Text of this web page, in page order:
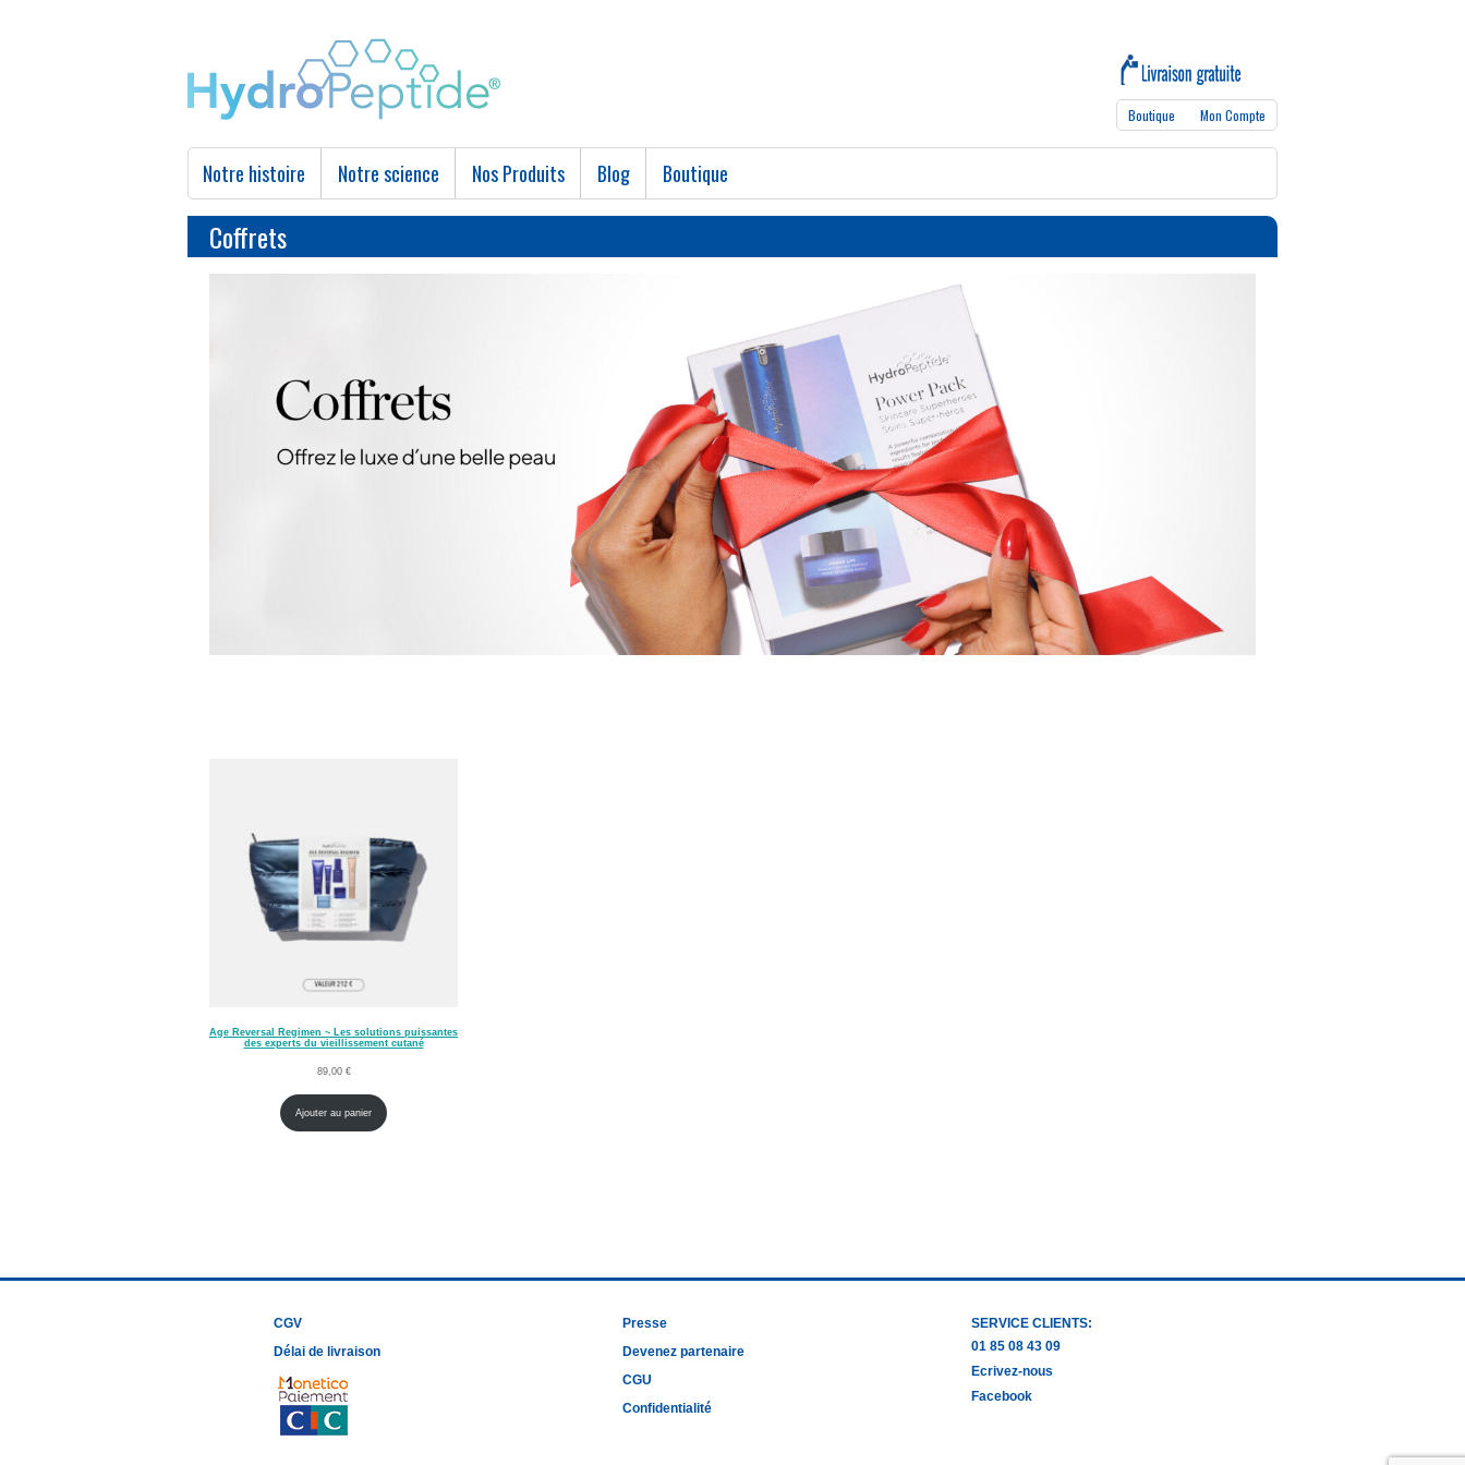
Boutique Mon Compte
Notre histoire Notre science Nos Produits Blog Boutique
Coffrets
Age Reversal Regimen ~ Les solutions puissantes
des experts du vieillissement cutané
89,00 €
Ajouter au panier
CGV
Délai de livraison
Presse
Devenez partenaire
CGU
Confidentialité
SERVICE CLIENTS:
01 85 08 43 09
Ecrivez-nous
Facebook